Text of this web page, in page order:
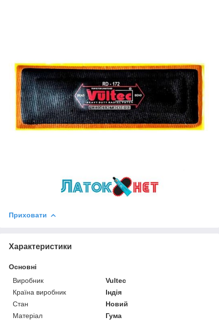
Приховати
Характеристики
Основні
Виробник
Vultec
Країна виробник
Індія
Стан
Новий
Матеріал
Гума